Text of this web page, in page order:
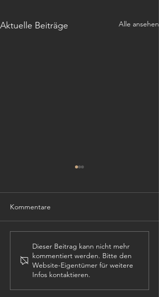
Aktuelle Beiträge Alle ansehen
PROJEKTLEITER (m,w,d)
Kommentare
Dieser Beitrag kann nicht mehr
kommentiert werden. Bitte den
Website-Eigentümer für weitere
Infos kontaktieren.